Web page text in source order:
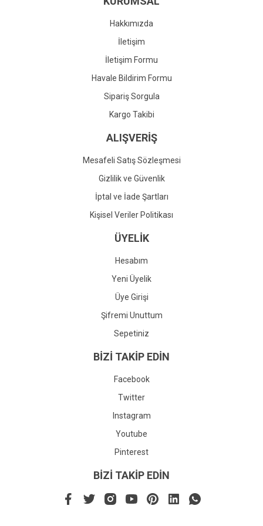
Gönder
Hakkımızda
İletişim
İletişim Formu
Havale Bildirim Formu
Sipariş Sorgula
Kargo Takibi
ALIŞVERİŞ
Mesafeli Satış Sözleşmesi
Gizlilik ve Güvenlik
İptal ve İade Şartları
Kişisel Veriler Politikası
ÜYELİK
Hesabım
Yeni Üyelik
Üye Girişi
Şifremi Unuttum
Sepetiniz
BİZİ TAKİP EDİN
Facebook
Twitter
Instagram
Youtube
Pinterest
BİZİ TAKİP EDİN